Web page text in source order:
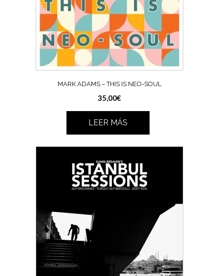
MARK ADAMS – THIS IS NEO-SOUL
35,00€
LEER MÁS